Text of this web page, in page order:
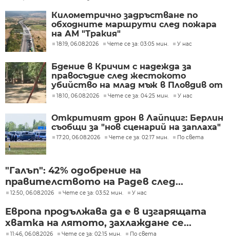
Километрично задръстване по
обходните маршрути след пожара
на АМ "Тракия"
18:19, 06.08.2026 Чете се за: 03:05 мин. У нас
Бдение в Кричим с надежда за
правосъдие след жестокото
убийство на млад мъж в Пловдив от
тийнейджъри
18:10, 06.08.2026 Чете се за: 04:25 мин. У нас
Откритият дрон в Лайпциг: Берлин
съобщи за "нов сценарий на заплаха"
17:20, 06.08.2026 Чете се за: 02:17 мин. По света
"Галъп": 42% одобрение на
правителството на Радев след...
12:50, 06.08.2026 Чете се за: 03:52 мин. У нас
Европа продължава да е в изгарящата
хватка на лятото, захлаждане се...
11:46, 06.08.2026 Чете се за: 02:15 мин. По света